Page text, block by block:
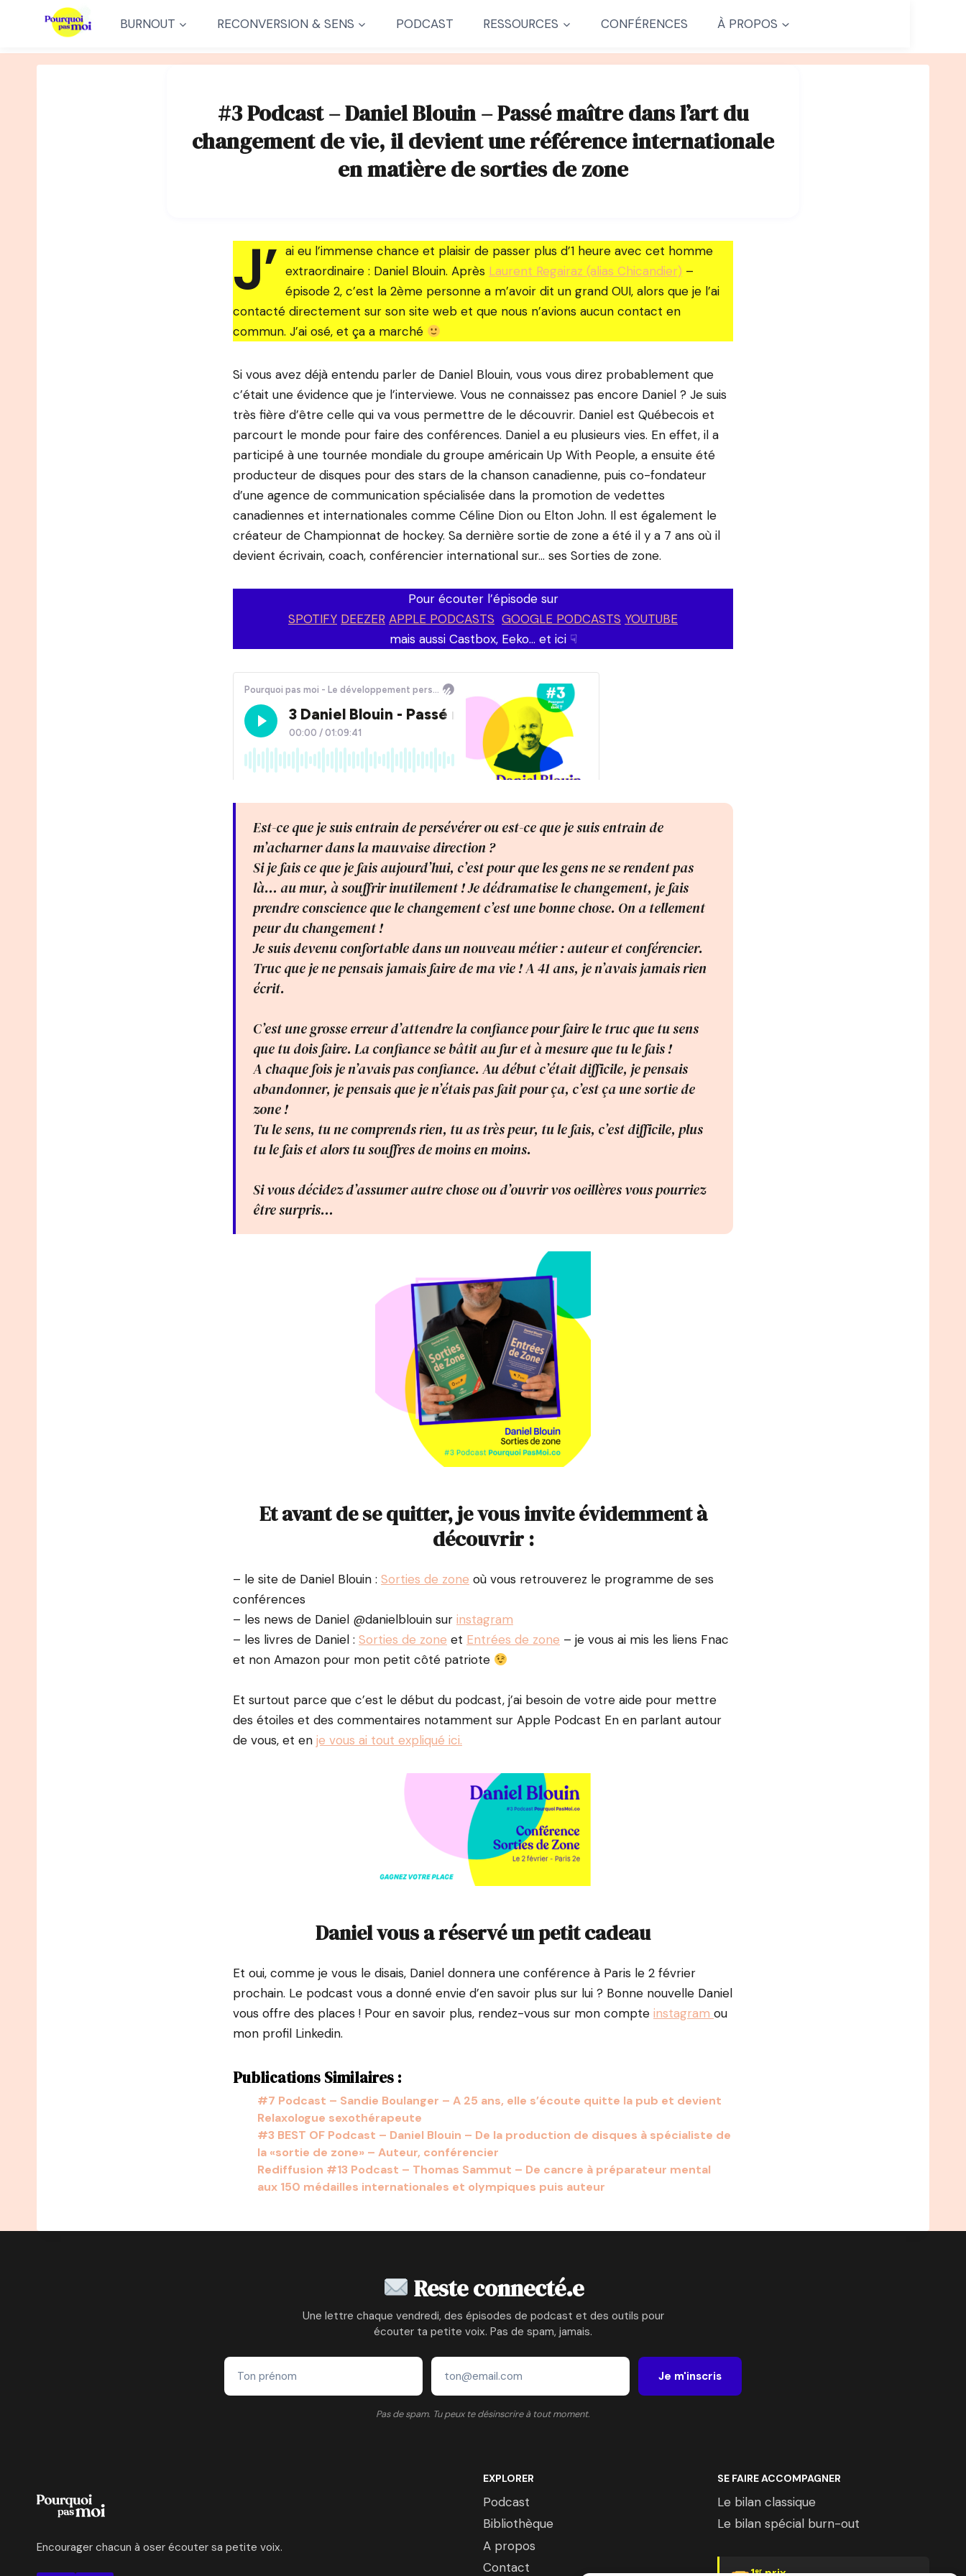
BURNOUT RECONVERSION & SENS PODCAST RESSOURCES CONFÉRENCES À PROPOS
#3 Podcast – Daniel Blouin – Passé maître dans l’art du
changement de vie, il devient une référence internationale
en matière de sorties de zone
J’ ai eu l’immense chance et plaisir de passer plus d’1 heure avec cet homme
extraordinaire : Daniel Blouin. Après Laurent Regairaz (alias Chicandier) –
épisode 2, c’est la 2ème personne a m’avoir dit un grand OUI, alors que je l’ai
contacté directement sur son site web et que nous n’avions aucun contact en
commun. J’ai osé, et ça a marché
Si vous avez déjà entendu parler de Daniel Blouin, vous vous direz probablement que
c’était une évidence que je l’interviewe. Vous ne connaissez pas encore Daniel ? Je suis
très fière d’être celle qui va vous permettre de le découvrir. Daniel est Québecois et
parcourt le monde pour faire des conférences. Daniel a eu plusieurs vies. En effet, il a
participé à une tournée mondiale du groupe américain Up With People, a ensuite été
producteur de disques pour des stars de la chanson canadienne, puis co-fondateur
d’une agence de communication spécialisée dans la promotion de vedettes
canadiennes et internationales comme Céline Dion ou Elton John. Il est également le
créateur de Championnat de hockey. Sa dernière sortie de zone a été il y a 7 ans où il
devient écrivain, coach, conférencier international sur… ses Sorties de zone.
Pour écouter l’épisode sur
SPOTIFY DEEZER APPLE PODCASTS GOOGLE PODCASTS YOUTUBE
mais aussi Castbox, Eeko… et ici ☟
Est-ce que je suis entrain de persévérer ou est-ce que je suis entrain de
m’acharner dans la mauvaise direction ?
Si je fais ce que je fais aujourd’hui, c’est pour que les gens ne se rendent pas
là… au mur, à souffrir inutilement ! Je dédramatise le changement, je fais
prendre conscience que le changement c’est une bonne chose. On a tellement
peur du changement !
Je suis devenu confortable dans un nouveau métier : auteur et conférencier.
Truc que je ne pensais jamais faire de ma vie ! A 41 ans, je n’avais jamais rien
écrit.
C’est une grosse erreur d’attendre la confiance pour faire le truc que tu sens
que tu dois faire. La confiance se bâtit au fur et à mesure que tu le fais !
A chaque fois je n’avais pas confiance. Au début c’était difficile, je pensais
abandonner, je pensais que je n’étais pas fait pour ça, c’est ça une sortie de
zone !
Tu le sens, tu ne comprends rien, tu as très peur, tu le fais, c’est difficile, plus
tu le fais et alors tu souffres de moins en moins.
Si vous décidez d’assumer autre chose ou d’ouvrir vos oeillères vous pourriez
être surpris…
Et avant de se quitter, je vous invite évidemment à
découvrir :
– le site de Daniel Blouin : Sorties de zone où vous retrouverez le programme de ses
conférences
– les news de Daniel @danielblouin sur instagram
– les livres de Daniel : Sorties de zone et Entrées de zone – je vous ai mis les liens Fnac
et non Amazon pour mon petit côté patriote
Et surtout parce que c’est le début du podcast, j’ai besoin de votre aide pour mettre
des étoiles et des commentaires notamment sur Apple Podcast En en parlant autour
de vous, et en je vous ai tout expliqué ici.
Daniel vous a réservé un petit cadeau
Et oui, comme je vous le disais, Daniel donnera une conférence à Paris le 2 février
prochain. Le podcast vous a donné envie d’en savoir plus sur lui ? Bonne nouvelle Daniel
vous offre des places ! Pour en savoir plus, rendez-vous sur mon compte instagram ou
mon profil Linkedin.
Publications Similaires :
#7 Podcast – Sandie Boulanger – A 25 ans, elle s’écoute quitte la pub et devient
Relaxologue sexothérapeute
#3 BEST OF Podcast – Daniel Blouin – De la production de disques à spécialiste de
la «sortie de zone» – Auteur, conférencier
Rediffusion #13 Podcast – Thomas Sammut – De cancre à préparateur mental
aux 150 médailles internationales et olympiques puis auteur
Reste connecté.e
Une lettre chaque vendredi, des épisodes de podcast et des outils pour
écouter ta petite voix. Pas de spam, jamais.
Je m'inscris
Pas de spam. Tu peux te désinscrire à tout moment.
Encourager chacun à oser écouter sa petite voix.
EXPLORER
Podcast
Bibliothèque
A propos
Contact
SE FAIRE ACCOMPAGNER
Le bilan classique
Le bilan spécial burn-out
1erprix